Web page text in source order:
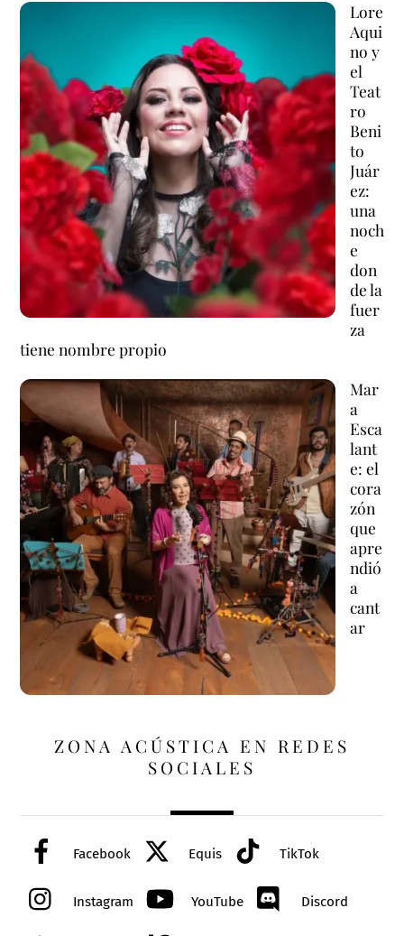
Lore
Aqui
no y
el
Teat
ro
Beni
to
Juár
ez:
una
noch
e
don
de la
fuer
za
tiene nombre propio
Mar
a
Esca
lant
e: el
cora
zón
que
apre
ndió
a
cant
ar
ZONA ACÚSTICA EN REDES
SOCIALES
Facebook Equis TikTok
Instagram YouTube Discord